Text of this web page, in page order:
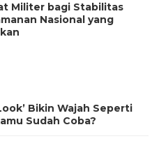
Militer bagi Stabilitas
Nasional yang
Bikin Wajah Seperti
Sudah Coba?